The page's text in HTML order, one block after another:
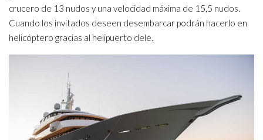
crucero de 13 nudos y una velocidad máxima de 15,5 nudos.
Cuando los invitados deseen desembarcar podrán hacerlo en
helicóptero gracias al helipuerto dele.